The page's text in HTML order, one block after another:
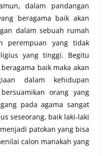
dalam pandangan
beragama baik akan
dalam sebuah rumah
perempuan yang tidak
yang tinggi. Begitu
baik maka akan
dalam kehidupan
orang yang
pada agama sangat
seseorang, baik laki-laki
patokan yang bisa
calon manakah yang